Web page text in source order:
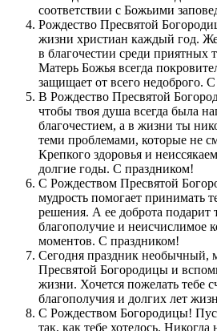
соответствии с Божьими
Рождество Пресвятой
жизни христиан каждый год.
в благочестии среди приятных
Матерь Божья всегда
защищает от всего недоброго.
В Рождество Пресвятой
чтобы твоя душа всегда была
благочестием, а в жизни ты
теми проблемами, которые не
Крепкого здоровья и
долгие годы. С праздником!
С Рождеством Пресвятой
мудрость помогает принимать
решения. А ее доброта подарит
благополучие и неисчислимое
моментов. С праздником!
Сегодня праздник необычный,
Пресвятой Богородицы и
жизни. Хочется пожелать тебе
благополучия и долгих лет
С Рождеством Богородицы!
так, как тебе хотелось. Никогда